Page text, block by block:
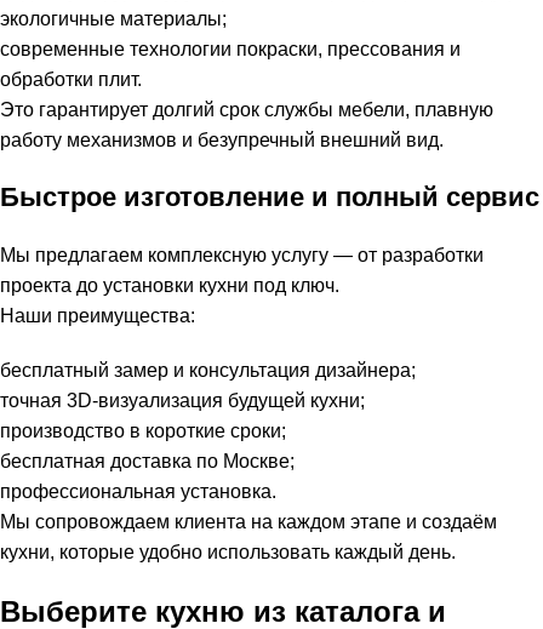
экологичные материалы;
современные технологии покраски, прессования и
обработки плит.
Это гарантирует долгий срок службы мебели, плавную
работу механизмов и безупречный внешний вид.
Быстрое изготовление и полный сервис
Мы предлагаем комплексную услугу — от разработки
проекта до установки кухни под ключ.
Наши преимущества:
бесплатный замер и консультация дизайнера;
точная 3D-визуализация будущей кухни;
производство в короткие сроки;
бесплатная доставка по Москве;
профессиональная установка.
Мы сопровождаем клиента на каждом этапе и создаём
кухни, которые удобно использовать каждый день.
Выберите кухню из каталога и